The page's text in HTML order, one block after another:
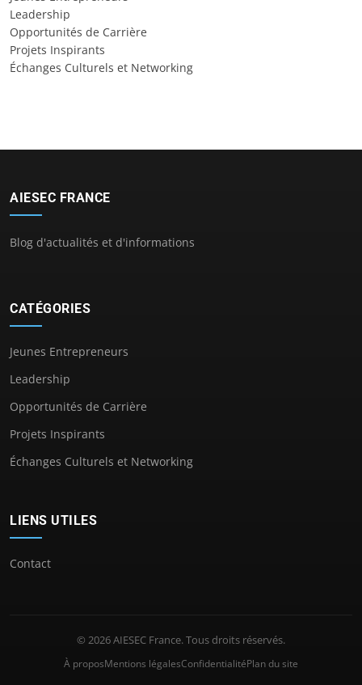
Leadership
Opportunités de Carrière
Projets Inspirants
Échanges Culturels et Networking
AIESEC FRANCE
Blog d'actualités et d'informations
CATÉGORIES
Jeunes Entrepreneurs
Leadership
Opportunités de Carrière
Projets Inspirants
Échanges Culturels et Networking
LIENS UTILES
Contact
© 2026 AIESEC France. Tous droits réservés.
À proposMentions légalesConfidentialitéPlan du site